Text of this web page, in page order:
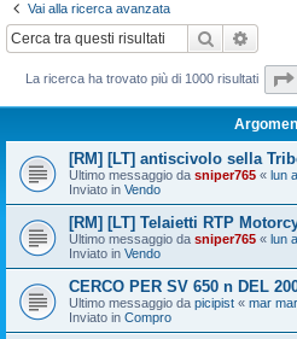
Vai alla ricerca avanzata
Cerca
La ricerca ha trovato più di 1000 risultati
[RM] [LT] antiscivolo sella
Ultimo messaggio da sniper765 « lun
Inviato in Vendo
[RM] [LT] Telaietti RTP
Ultimo messaggio da sniper765 « lun
Inviato in Vendo
CERCO PER SV 650 n DEL
Ultimo messaggio da picipist « mar
Inviato in Compro